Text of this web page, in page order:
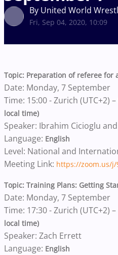
By United World
Fri, Sep 04, 2020, 10:09
Topic: Preparation of referee for
Date: Monday, 7 September
Time: 15:00 - Zurich (UTC+2)
local time)
Speaker: Ibrahim Cicioglu
Language: English
Level: National and
Meeting Link: https://zoom.us/j/
Topic: Training Plans: Getting
Date: Monday, 7 September
Time: 17:30 - Zurich (UTC+2)
local time)
Speaker: Zach Errett
Language: English